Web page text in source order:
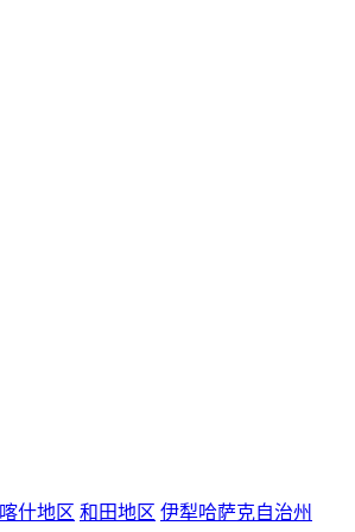
喀什地区 和田地区 伊犁哈萨克自治州